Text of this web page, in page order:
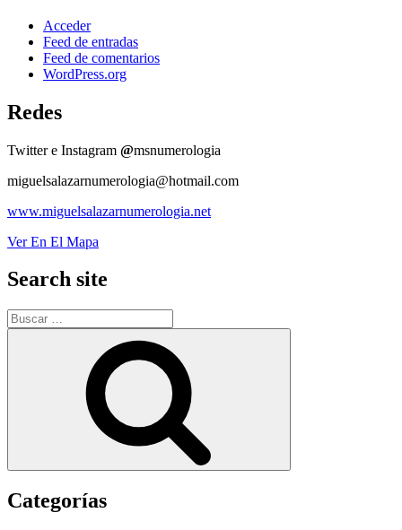
Acceder
Feed de entradas
Feed de comentarios
WordPress.org
Redes
Twitter e Instagram @msnumerologia
miguelsalazarnumerologia@hotmail.com
www.miguelsalazarnumerologia.net
Ver En El Mapa
Search site
Buscar
por:
Categorías